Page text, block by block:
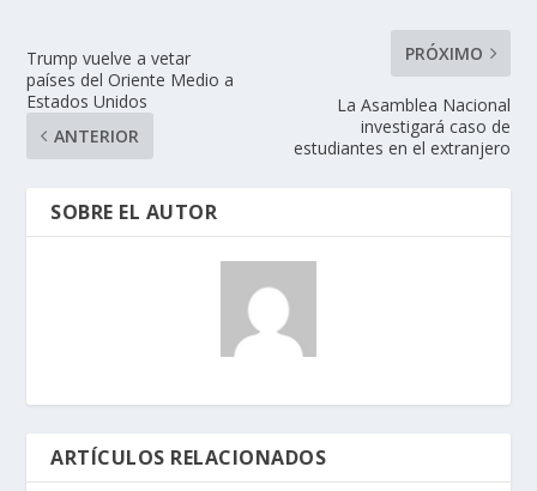
Trump vuelve a vetar
países del Oriente Medio a
Estados Unidos
ANTERIOR
PRÓXIMO
La Asamblea Nacional
investigará caso de
estudiantes en el extranjero
SOBRE EL AUTOR
ARTÍCULOS RELACIONADOS